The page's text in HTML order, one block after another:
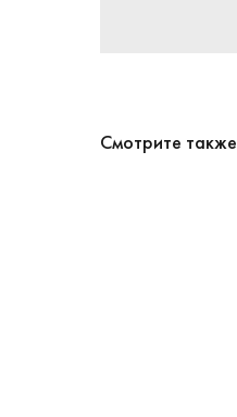
Смотрите также